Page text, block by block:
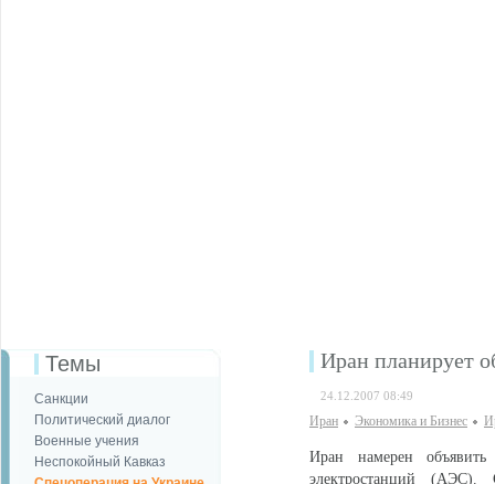
Темы
Санкции
Политический диалог
Военные учения
Неспокойный Кавказ
Иран планирует
24.12.2007 08:49
Иран Экономика и Бизнес
Иран намерен
электростанций (АЭС).